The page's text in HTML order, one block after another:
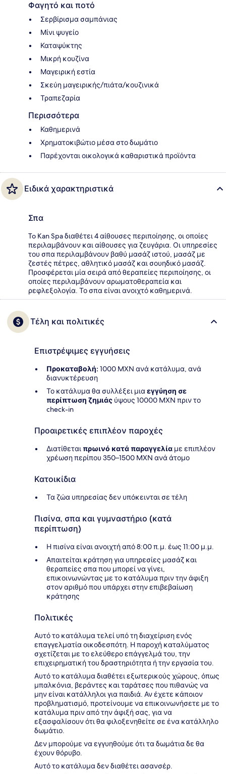
Φαγητό και ποτό
Σερβίρισμα σαμπάνιας
Μίνι ψυγείο
Καταψύκτης
Μικρή κουζίνα
Μαγειρική εστία
Σκεύη μαγειρικής/πιάτα/κουζινικά
Τραπεζαρία
Περισσότερα
Καθημερινά
Χρηματοκιβώτιο μέσα στο δωμάτιο
Παρέχονται οικολογικά καθαριστικά προϊόντα
Ειδικά χαρακτηριστικά
Σπα
To Kan Spa διαθέτει 4 αίθουσες περιποίησης, οι οποίες
περιλαμβάνουν και αίθουσες για ζευγάρια. Οι υπηρεσίες
του σπα περιλαμβάνουν βαθύ μασάζ ιστού, μασάζ με
ζεστές πέτρες, αθλητικό μασάζ και σουηδικό μασάζ.
Προσφέρεται μία σειρά από θεραπείες περιποίησης, οι
οποίες περιλαμβάνουν αρωματοθεραπεία και
ρεφλεξολογία. Το σπα είναι ανοιχτό καθημερινά.
Τέλη και πολιτικές
Επιστρέψιμες εγγυήσεις
Προκαταβολή: 1000 MXN ανά κατάλυμα, ανά
διανυκτέρευση
Το κατάλυμα θα συλλέξει μιαεγγύηση σε
περίπτωση ζημιάς ύψους 10000 MXN πριν το
check-in
Προαιρετικές επιπλέον παροχές
Διατίθεταιπρωινό κατά παραγγελία με επιπλέον
χρέωση περίπου 350–1500 MXN ανά άτομο
Κατοικίδια
Τα ζώα υπηρεσίας δεν υπόκεινται σε τέλη
Πισίνα, σπα και γυμναστήριο (κατά
περίπτωση)
Η πισίνα είναι ανοιχτή από 8:00 π.μ. έως 11:00 μ.μ.
Απαιτείται κράτηση για υπηρεσίες μασάζ και
θεραπείες σπα που μπορεί να γίνει,
επικοινωνώντας με το κατάλυμα πριν την άφιξη
στον αριθμό που υπάρχει στην επιβεβαίωση
κράτησης
Πολιτικές
Αυτό το κατάλυμα τελεί υπό τη διαχείριση ενός
επαγγελματία οικοδεσπότη. Η παροχή καταλύματος
σχετίζεται με το ελεύθερο επάγγελμά του, την
επιχειρηματική του δραστηριότητα ή την εργασία του.
Αυτό το κατάλυμα διαθέτει εξωτερικούς χώρους, όπως
μπαλκόνια, βεράντες και ταράτσες που πιθανώς να
μην είναι κατάλληλοι για παιδιά. Αν έχετε κάποιον
προβληματισμό, προτείνουμε να επικοινωνήσετε με το
κατάλυμα πριν από την άφιξή σας, για να
εξασφαλίσουν ότι θα φιλοξενηθείτε σε ένα κατάλληλο
δωμάτιο.
Δεν μπορούμε να εγγυηθούμε ότι τα δωμάτια δε θα
έχουν θόρυβο.
Αυτό το κατάλυμα δεν διαθέτει ασανσέρ.